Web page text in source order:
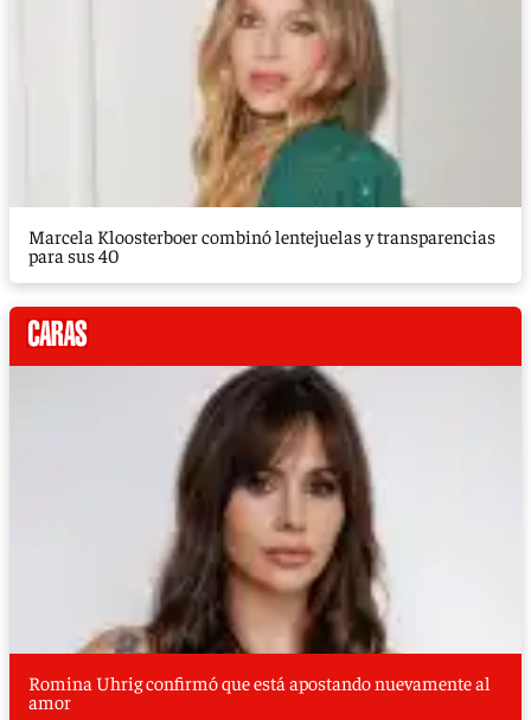
Marcela Kloosterboer combinó lentejuelas y transparencias
para sus 40
Romina Uhrig confirmó que está apostando nuevamente al
amor